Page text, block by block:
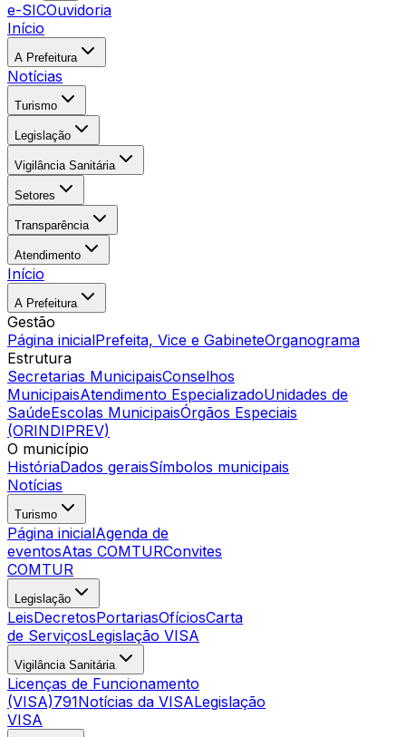
e-SICOuvidoria
Início
A Prefeitura
Notícias
Turismo
Legislação
Vigilância Sanitária
Setores
Transparência
Atendimento
Início
A Prefeitura
Gestão
Página inicialPrefeita, Vice e GabineteOrganograma
Estrutura
Secretarias MunicipaisConselhos
MunicipaisAtendimento EspecializadoUnidades de
SaúdeEscolas MunicipaisÓrgãos Especiais
(ORINDIPREV)
O município
HistóriaDados geraisSímbolos municipais
Notícias
Turismo
Página inicialAgenda de
eventosAtas COMTURConvites
COMTUR
Legislação
LeisDecretosPortariasOfíciosCarta
de ServiçosLegislação VISA
Vigilância Sanitária
Licenças de Funcionamento
(VISA)791Notícias da VISALegislação
VISA